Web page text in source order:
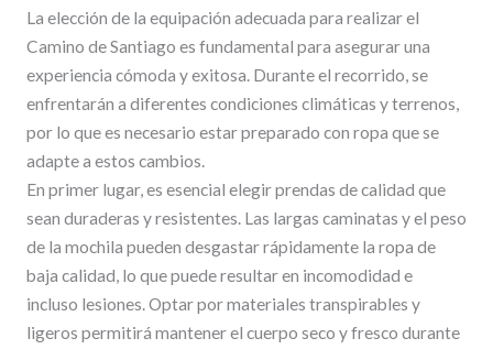
La elección de la equipación adecuada para realizar el
Camino de Santiago es fundamental para asegurar una
experiencia cómoda y exitosa. Durante el recorrido, se
enfrentarán a diferentes condiciones climáticas y terrenos,
por lo que es necesario estar preparado con ropa que se
adapte a estos cambios.
En primer lugar, es esencial elegir prendas de calidad que
sean duraderas y resistentes. Las largas caminatas y el peso
de la mochila pueden desgastar rápidamente la ropa de
baja calidad, lo que puede resultar en incomodidad e
incluso lesiones. Optar por materiales transpirables y
ligeros permitirá mantener el cuerpo seco y fresco durante